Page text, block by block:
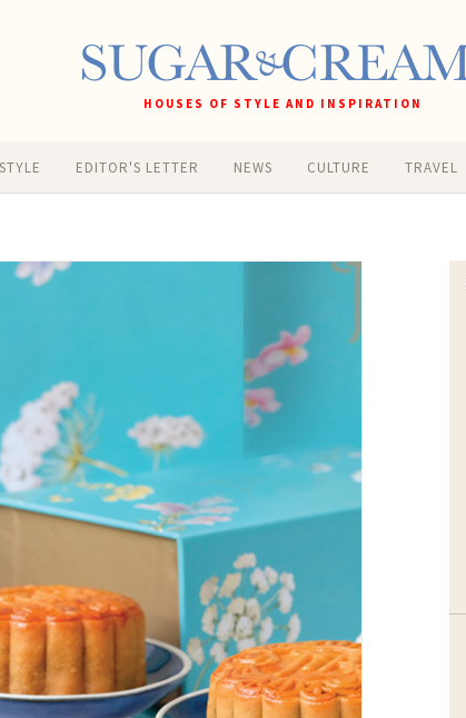
HOUSES OF STYLE AND INSPIRATION
STYLE EDITOR'S LETTER NEWS CULTURE TRAVEL